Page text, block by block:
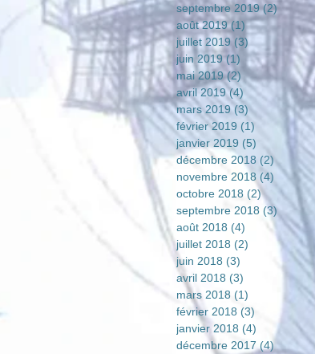
septembre 2019 (2) 2 posts
août 2019 (1)1 post
juillet 2019 (3) 3 posts
juin 2019 (1) 1 post
mai 2019 (2) 2 posts
avril 2019 (4) 4 posts
mars 2019 (3) 3 posts
février 2019 (1) 1 post
janvier 2019 (5)
décembre 2018 (2) 2 posts
novembre 2018 (4) 4 posts
octobre 2018 (2)2 posts
septembre 2018 (3)3 posts
août 2018 (4) 4 posts
juillet 2018 (2) 2 posts
juin 2018 (3)
avril 2018 (3)
mars 2018 (1)
février 2018 (3)
janvier 2018 (4) 4 posts
décembre 2017 (4) 4 posts